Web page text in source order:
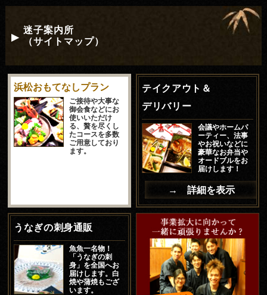
迷子案内所
（サイトマップ）
浜松おもてなしプラン
ご接待や大事な
御会食などにお
使いいただけ
る、贅を尽くし
たコースを多数
ご用意しており
ます。
テイクアウト＆
デリバリー
会議やホームパ
ーティー、法事
やお祝いなどに
豪華なお弁当や
オードブルをお
届けします！
→ 詳細を表示
うなぎの刺身通販
魚魚一名物！
「うなぎの刺
身」を全国へお
届けします。白
焼や蒲焼もござ
います。